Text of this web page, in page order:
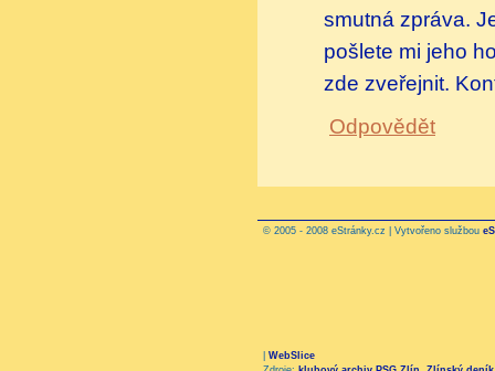
smutná zpráva.
pošlete mi jeho
zde zveřejnit.
Odpovědět
© 2005 - 2008 eStránky.cz | Vytvořeno službou
WebSlice